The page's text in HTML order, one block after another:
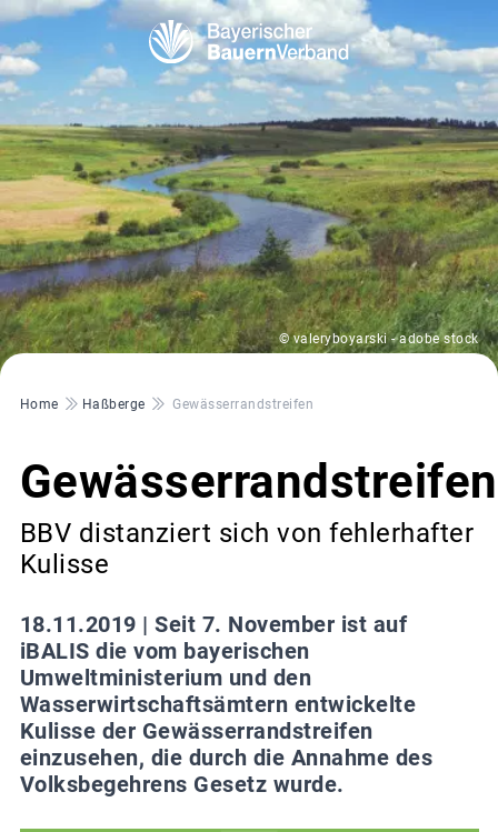
© valeryboyarski - adobe stock
Pfadnavigation
Home Haßberge Gewässerrandstreifen
Gewässerrandstreifen
BBV distanziert sich von fehlerhafter
Kulisse
18.11.2019 | Seit 7. November ist auf
iBALIS die vom bayerischen
Umweltministerium und den
Wasserwirtschaftsämtern entwickelte
Kulisse der Gewässerrandstreifen
einzusehen, die durch die Annahme des
Volksbegehrens Gesetz wurde.